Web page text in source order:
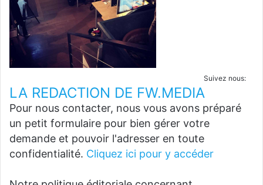
Suivez nous:
LA REDACTION DE FW.MEDIA
Pour nous contacter, nous vous avons préparé
un petit formulaire pour bien gérer votre
demande et pouvoir l'adresser en toute
confidentialité. Cliquez ici pour y accéder